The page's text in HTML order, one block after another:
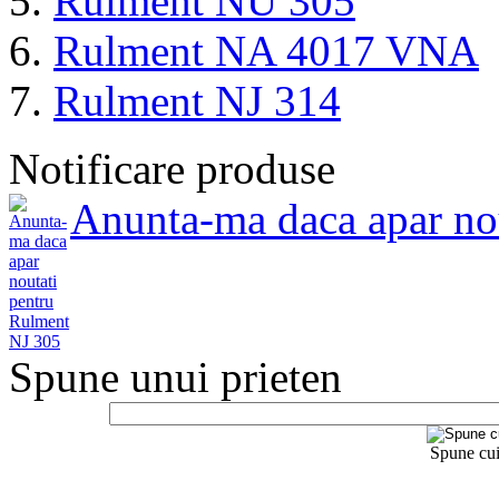
Rulment NA 4017 VNA
Rulment NJ 314
Notificare produse
Anunta-ma daca apar
Spune unui prieten
Spune